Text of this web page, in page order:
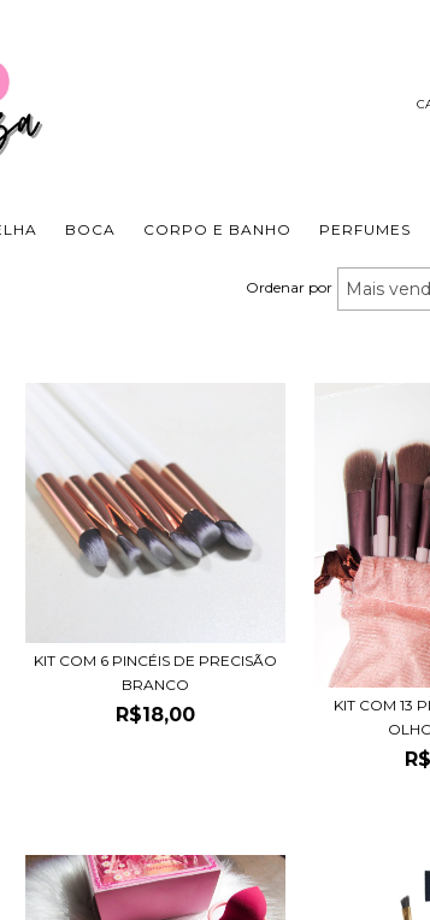
BOCA CORPO E BANHO PERFUMES
Ordenar por
KIT COM 6 PINCÉIS DE PRECISÃO
BRANCO
R$18,00
KIT COM 13